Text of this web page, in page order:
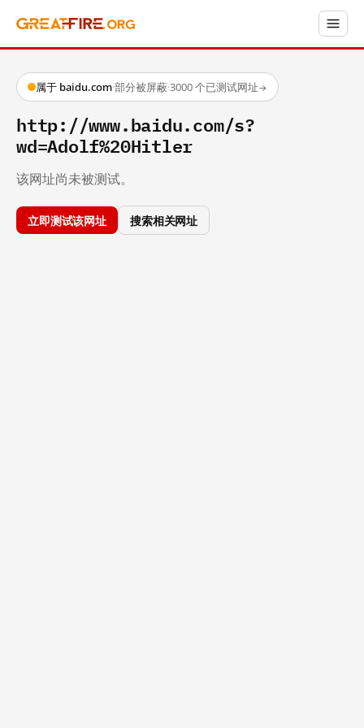
属于 baidu.com·部分被屏蔽·3000 个已测试网址→
http://www.baidu.com/s?
wd=Adolf%20Hitler
该网址尚未被测试。
立即测试该网址 搜索相关网址